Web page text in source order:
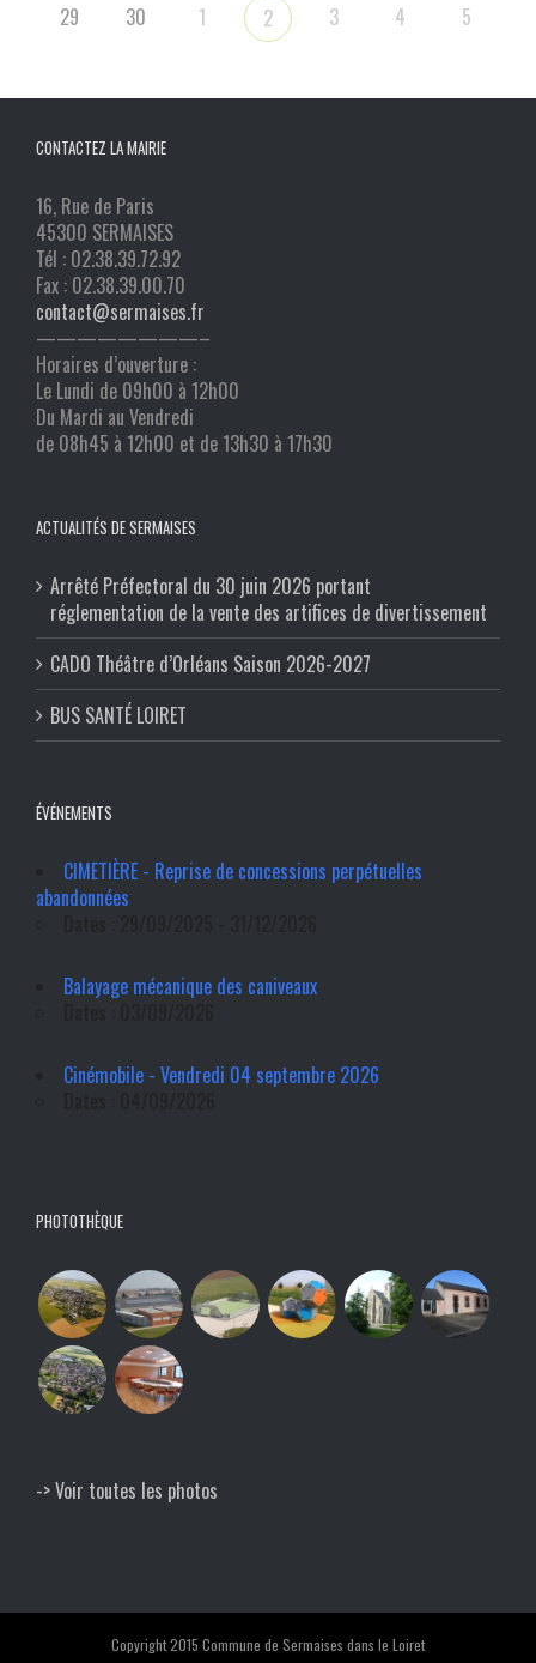
29 30 1 2 3 4 5
CONTACTEZ LA MAIRIE
16, Rue de Paris
45300 SERMAISES
Tél : 02.38.39.72.92
Fax : 02.38.39.00.70
contact@sermaises.fr
————————–
Horaires d’ouverture :
Le Lundi de 09h00 à 12h00
Du Mardi au Vendredi
de 08h45 à 12h00 et de 13h30 à 17h30
ACTUALITÉS DE SERMAISES
Arrêté Préfectoral du 30 juin 2026 portant
réglementation de la vente des artifices de divertissement
CADO Théâtre d’Orléans Saison 2026-2027
BUS SANTÉ LOIRET
ÉVÉNEMENTS
CIMETIÈRE - Reprise de concessions perpétuelles
abandonnées
Balayage mécanique des caniveaux
Cinémobile - Vendredi 04 septembre 2026
PHOTOTHÈQUE
-> Voir toutes les photos
Copyright 2015 Commune de Sermaises dans le Loiret